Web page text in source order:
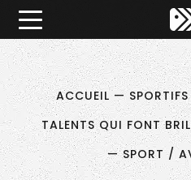
ACCUEIL—
TALENTS QUI FONT
—SPORT /
Pitch ta
×
Êtes-vous d'accord pour